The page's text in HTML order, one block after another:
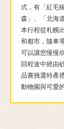
式，有「紅毛
森」、「北海
本行程從札幌
和都市，隨車
可以讓您慢慢
回程途中經由
品嘗挑選特產
動物園與可愛